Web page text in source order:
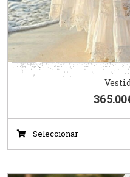
365.00
Seleccionar